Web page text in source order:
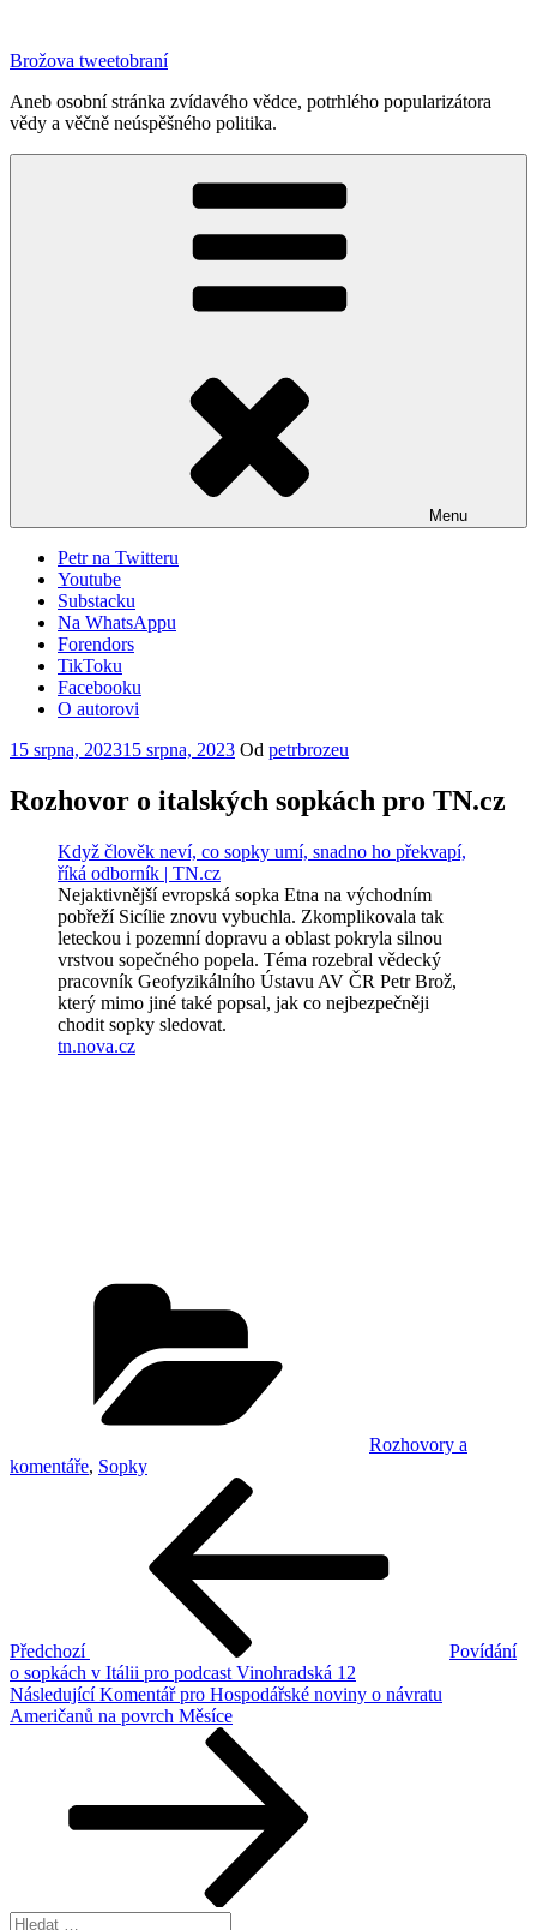
obsahu
Brožova tweetobraní
Aneb osobní stránka zvídavého vědce, potrhlého popularizátora
vědy a věčně neúspěšného politika.
Menu
Petr na Twitteru
Youtube
Substacku
Na WhatsAppu
Forendors
TikToku
Facebooku
O autorovi
Publikováno
15 srpna, 202315 srpna, 2023 Od petrbrozeu
Rozhovor o italských sopkách pro TN.cz
Rozhovory a
komentáře, Sopky
Předchozí
Povídání
o sopkách v Itálii pro podcast Vinohradská 12
Následující
příspěvek
Následující Komentář pro Hospodářské noviny o návratu
Američanů na povrch Měsíce
Hledat: